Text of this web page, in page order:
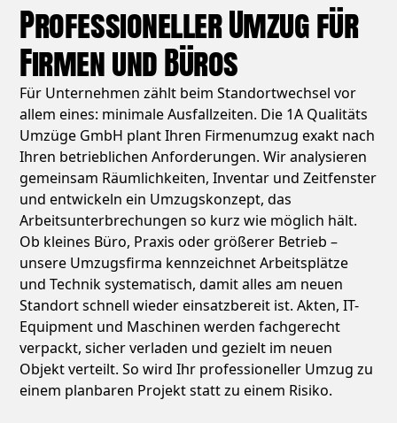
Professioneller Umzug für
Firmen und Büros
Für Unternehmen zählt beim Standortwechsel vor
allem eines: minimale Ausfallzeiten. Die 1A Qualitäts
Umzüge GmbH plant Ihren Firmenumzug exakt nach
Ihren betrieblichen Anforderungen. Wir analysieren
gemeinsam Räumlichkeiten, Inventar und Zeitfenster
und entwickeln ein Umzugskonzept, das
Arbeitsunterbrechungen so kurz wie möglich hält.
Ob kleines Büro, Praxis oder größerer Betrieb –
unsere Umzugsfirma kennzeichnet Arbeitsplätze
und Technik systematisch, damit alles am neuen
Standort schnell wieder einsatzbereit ist. Akten, IT-
Equipment und Maschinen werden fachgerecht
verpackt, sicher verladen und gezielt im neuen
Objekt verteilt. So wird Ihr professioneller Umzug zu
einem planbaren Projekt statt zu einem Risiko.